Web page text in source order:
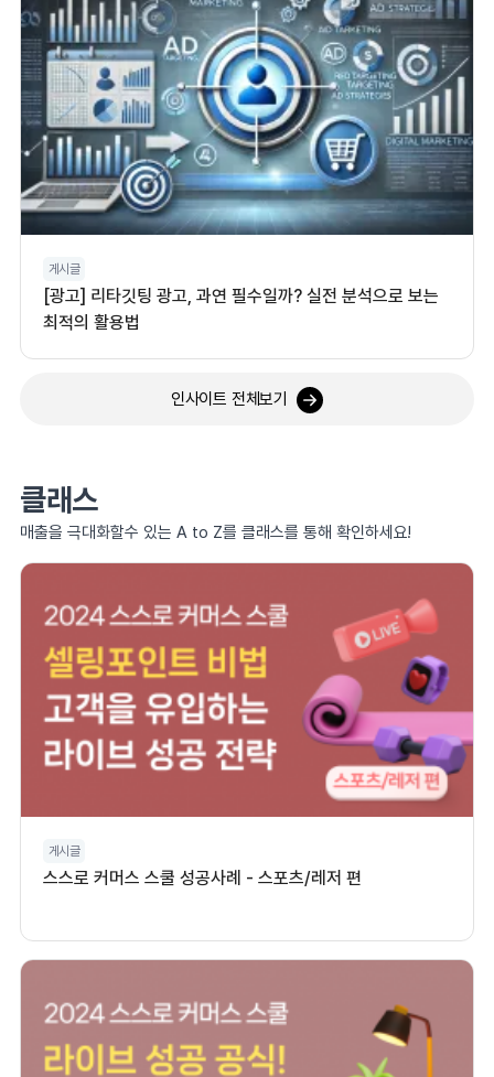
게시글
[광고] 리타깃팅 광고, 과연 필수일까? 실전 분석으로 보는
최적의 활용법
인사이트 전체보기
클래스
매출을 극대화할수 있는 A to Z를 클래스를 통해 확인하세요!
게시글
스스로 커머스 스쿨 성공사례 - 스포츠/레저 편